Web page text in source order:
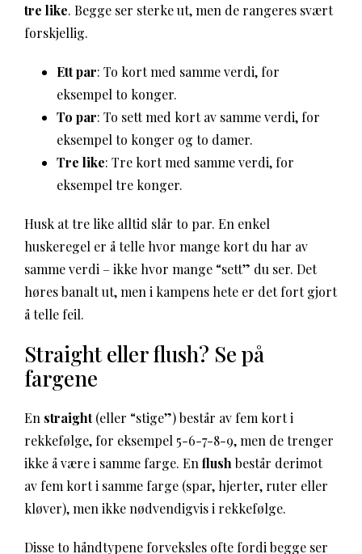
tre like. Begge ser sterke ut, men de rangeres svært
forskjellig.
Ett par: To kort med samme verdi, for
eksempel to konger.
To par: To sett med kort av samme verdi, for
eksempel to konger og to damer.
Tre like: Tre kort med samme verdi, for
eksempel tre konger.
Husk at tre like alltid slår to par. En enkel
huskeregel er å telle hvor mange kort du har av
samme verdi – ikke hvor mange “sett” du ser. Det
høres banalt ut, men i kampens hete er det fort gjort
å telle feil.
Straight eller flush? Se på
fargene
En straight(eller “stige”) består av fem kort i
rekkefølge, for eksempel 5-6-7-8-9, men de trenger
ikke å være i samme farge. En flush består derimot
av fem kort i samme farge (spar, hjerter, ruter eller
kløver), men ikke nødvendigvis i rekkefølge.
Disse to håndtypene forveksles ofte fordi begge ser